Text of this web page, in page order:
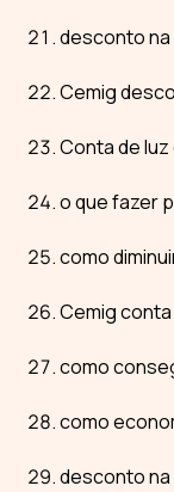
desconto na
Cemig
Conta de
o que fazer
como
Cemig
como
como
desconto